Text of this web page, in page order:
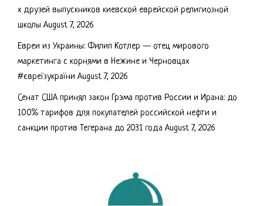
х друзей выпускников киевской еврейской религиозной
школы August 7, 2026
Евреи из Украины: Филип Котлер — отец мирового
маркетинга с корнями в Нежине и Черновцах
#євреїзукраїни August 7, 2026
Сенат США принял закон Грэма против России и Ирана: до
100% тарифов для покупателей российской нефти и
санкции против Тегерана до 2031 года August 7, 2026